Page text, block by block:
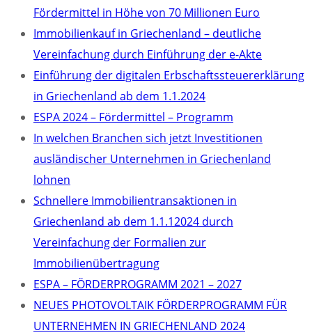
Fördermittel in Höhe von 70 Millionen Euro
Immobilienkauf in Griechenland – deutliche
Vereinfachung durch Einführung der e-Akte
Einführung der digitalen Erbschaftssteuererklärung
in Griechenland ab dem 1.1.2024
ESPA 2024 – Fördermittel – Programm
In welchen Branchen sich jetzt Investitionen
ausländischer Unternehmen in Griechenland
lohnen
Schnellere Immobilientransaktionen in
Griechenland ab dem 1.1.12024 durch
Vereinfachung der Formalien zur
Immobilienübertragung
ΕSPA – FÖRDERPROGRAMM 2021 – 2027
NEUES PHOTOVOLTAIK FÖRDERPROGRAMM FÜR
UNTERNEHMEN IN GRIECHENLAND 2024